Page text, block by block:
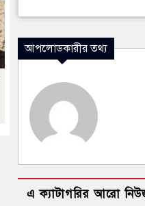
আপলোডকারীর তথ্য
এ ক্যাটাগরির আরো